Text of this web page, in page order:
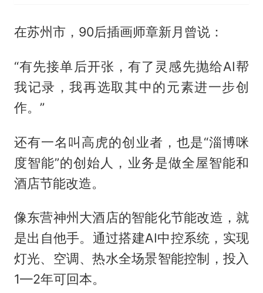
在苏州市，90后插画师章新月曾说：
“有先接单后开张，有了灵感先抛给AI帮
我记录，我再选取其中的元素进一步创
作。”
还有一名叫高虎的创业者，也是“淄博咪
度智能”的创始人，业务是做全屋智能和
酒店节能改造。
像东营神州大酒店的智能化节能改造，就
是出自他手。通过搭建AI中控系统，实现
灯光、空调、热水全场景智能控制，投入
1—2年可回本。